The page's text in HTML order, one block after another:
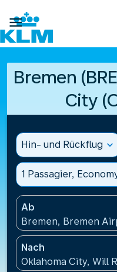

Bremen
City
Hin- und Rückflug expand_more
1 Passagier,
Ab
Bremen, Bremen
Nach
Oklahoma City, Will